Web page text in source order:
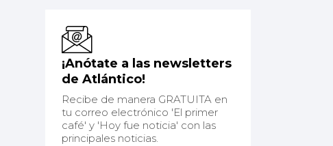
¡Anótate a las newsletters
de Atlántico!
Recibe de manera GRATUITA en
tu correo electrónico 'El primer
café' y 'Hoy fue noticia' con las
principales noticias.